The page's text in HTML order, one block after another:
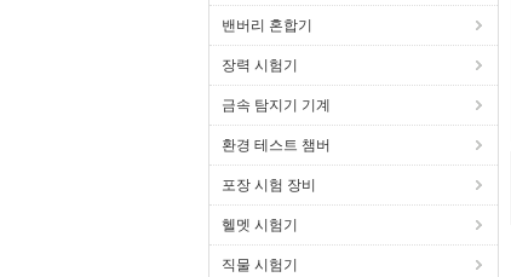
밴버리 혼합기
장력 시험기
금속 탐지기 기계
환경 테스트 챔버
포장 시험 장비
헬멧 시험기
직물 시험기